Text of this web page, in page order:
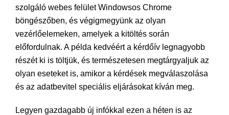
szolgáló webes felület Windowsos Chrome
böngészőben, és végigmegyünk az olyan
vezérlőelemeken, amelyek a kitöltés során
előfordulnak. A példa kedvéért a kérdőív legnagyobb
részét ki is töltjük, és természetesen megtárgyaljuk az
olyan eseteket is, amikor a kérdések megválaszolása
és az adatbevitel speciális eljárásokat kíván meg.
Legyen gazdagabb új infókkal ezen a héten is az